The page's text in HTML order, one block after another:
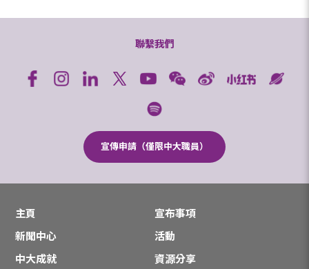
聯繫我們
宣傳申請（僅限中大職員）
主頁
宣布事項
新聞中心
活動
中大成就
資源分享